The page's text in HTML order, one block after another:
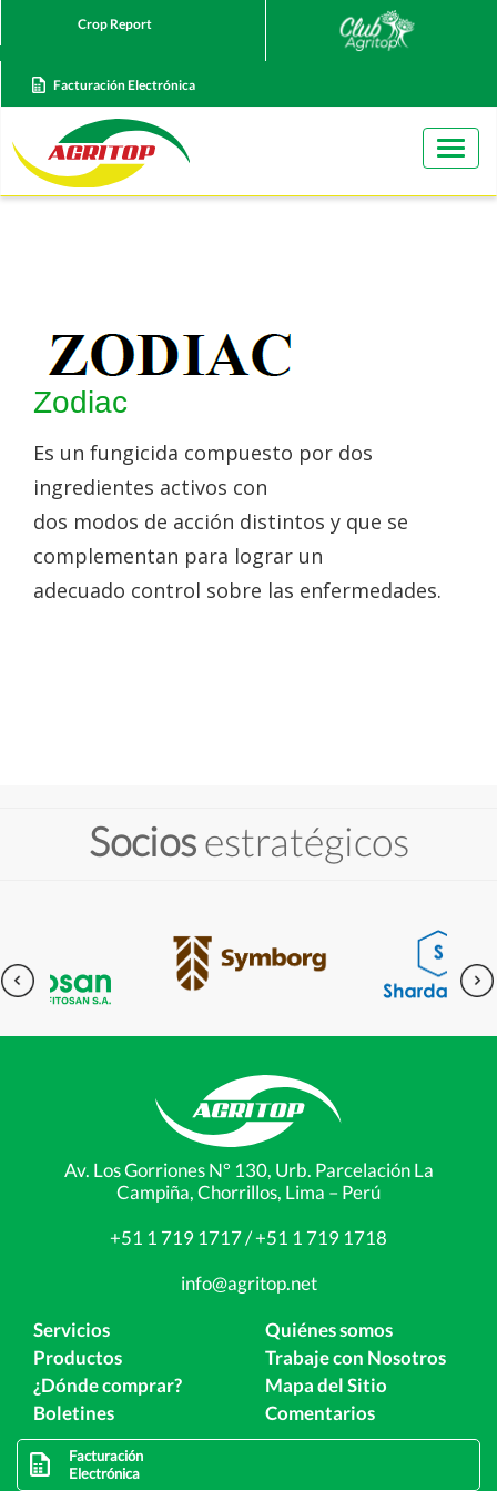
Crop Report
Facturación Electrónica
Zodiac
Es un fungicida compuesto por dos
ingredientes activos con
dos modos de acción distintos y que se
complementan para lograr un
adecuado control sobre las enfermedades.
Sociosestratégicos
Av. Los Gorriones N° 130, Urb. Parcelación La
Campiña, Chorrillos, Lima – Perú
+51 1 719 1717 / +51 1 719 1718
info@agritop.net
Servicios
Productos
¿Dónde comprar?
Boletines
Quiénes somos
Trabaje con Nosotros
Mapa del Sitio
Comentarios
Facturación
Electrónica